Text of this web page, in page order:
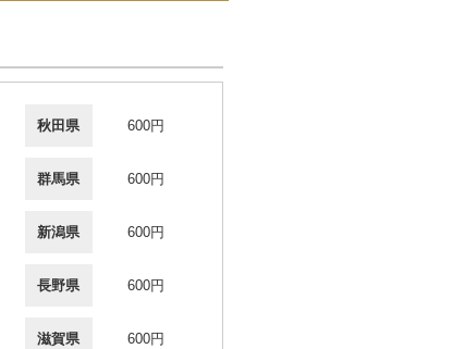
秋田県 600円
群馬県 600円
新潟県 600円
長野県 600円
滋賀県 600円